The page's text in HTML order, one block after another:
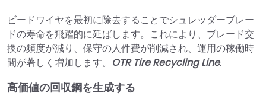
ビードワイヤを最初に除去することでシュレッダーブレー
ドの寿命を飛躍的に延ばします。これにより、ブレード交
換の頻度が減り、保守の人件費が削減され、運用の稼働時
間が著しく増加します。 OTR Tire Recycling Line.
高価値の回収鋼を生成する